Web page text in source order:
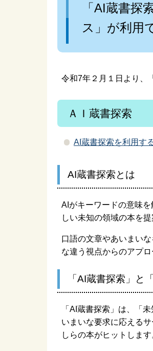
お近くの校区公民
利用ください
「AI蔵書探
ス」が利用
令和7年２月１日より、
ＡＩ蔵書探索
AI蔵書探索を利用す
AI蔵書探索とは
AIがキーワードの意味
しい未知の領域の本を
口語の文章やあいまい
な違う視点からのアプ
「AI蔵書探索」と
「AI蔵書探索」は、「
いまいな要求に応える
しらの本がヒットします